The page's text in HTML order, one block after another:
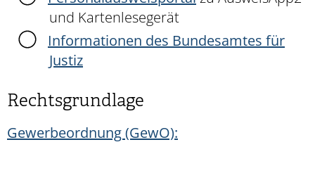
und Kartenlesegerät
Informationen des Bundesamtes für
Justiz
Rechtsgrundlage
Gewerbeordnung (GewO):